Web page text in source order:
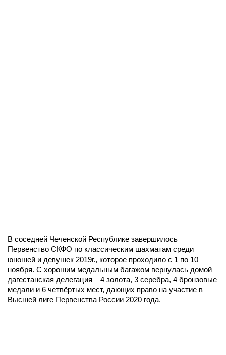
В соседней Чеченской Республике завершилось
Первенство СКФО по классическим шахматам среди
юношей и девушек 2019г., которое проходило с 1 по 10
ноября. С хорошим медальным багажом вернулась домой
дагестанская делегация – 4 золота, 3 серебра, 4 бронзовые
медали и 6 четвёртых мест, дающих право на участие в
Высшей лиге Первенства России 2020 года.